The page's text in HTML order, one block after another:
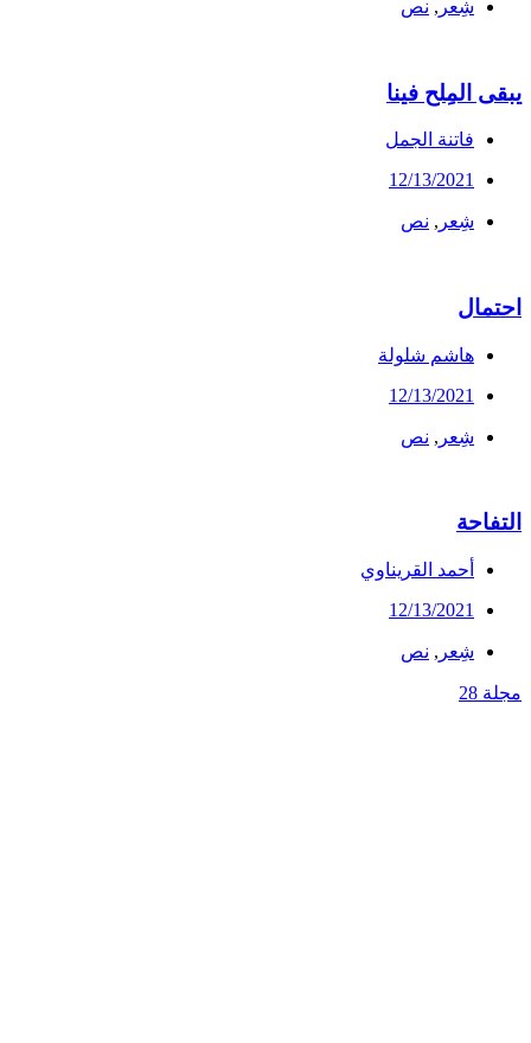
شِعر , نص
يبقى المِلح فينا
فاتنة الجمل
12/13/2021
شِعر , نص
احتمال
هاشم شلولة
12/13/2021
شِعر , نص
التفاحة
أحمد القريناوي
12/13/2021
شِعر , نص
مجلة 28